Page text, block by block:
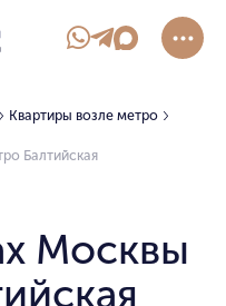
Квартиры возле метро
Балтийская
Москвы